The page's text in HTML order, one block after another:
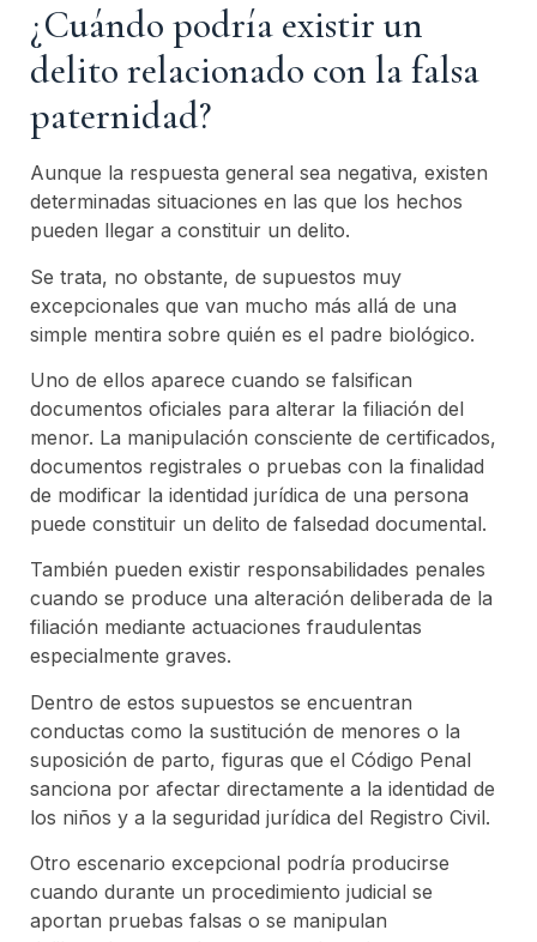
¿Cuándo podría existir un
delito relacionado con la falsa
paternidad?
Aunque la respuesta general sea negativa, existen
determinadas situaciones en las que los hechos
pueden llegar a constituir un delito.
Se trata, no obstante, de supuestos muy
excepcionales que van mucho más allá de una
simple mentira sobre quién es el padre biológico.
Uno de ellos aparece cuando se falsifican
documentos oficiales para alterar la filiación del
menor. La manipulación consciente de certificados,
documentos registrales o pruebas con la finalidad
de modificar la identidad jurídica de una persona
puede constituir un delito de falsedad documental.
También pueden existir responsabilidades penales
cuando se produce una alteración deliberada de la
filiación mediante actuaciones fraudulentas
especialmente graves.
Dentro de estos supuestos se encuentran
conductas como la sustitución de menores o la
suposición de parto, figuras que el Código Penal
sanciona por afectar directamente a la identidad de
los niños y a la seguridad jurídica del Registro Civil.
Otro escenario excepcional podría producirse
cuando durante un procedimiento judicial se
aportan pruebas falsas o se manipulan